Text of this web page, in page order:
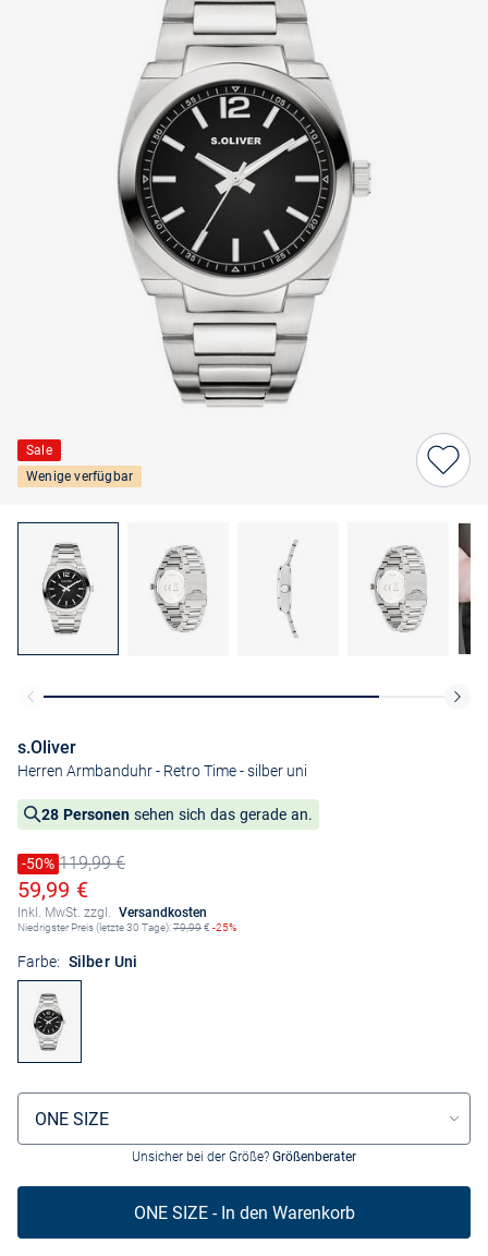
Sale
Wenige verfügbar
s.Oliver
Herren Armbanduhr - Retro Time- silber uni
28 Personen sehen sich das gerade an.
Preis reduziert um
-50%
Alter Preis119,99 €
Ermäßigter Preis
59,99 €
Inkl. MwSt. zzgl. Versandkosten
Niedrigster Preis (letzte 30 Tage):79,99€ -25%
Farbe: Silber Uni
Größenauswahl
ONE SIZE
Unsicher bei der Größe? Größenberater
ONE SIZE - In den Warenkorb